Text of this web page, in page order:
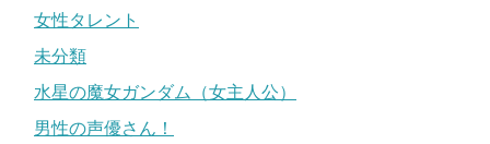
女性タレント
未分類
水星の魔女ガンダム（女主人公）
男性の声優さん！